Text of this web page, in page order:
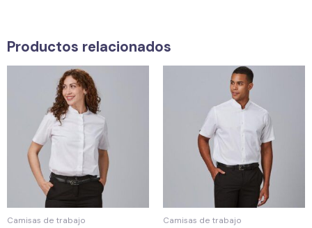
Productos relacionados
Camisas de trabajo Camisas de trabajo